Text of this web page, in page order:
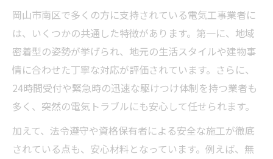
岡山市南区で多くの方に支持されている電気工事業者に
は、いくつかの共通した特徴があります。第一に、地域
密着型の姿勢が挙げられ、地元の生活スタイルや建物事
情に合わせた丁寧な対応が評価されています。さらに、
24時間受付や緊急時の迅速な駆けつけ体制を持つ業者も
多く、突然の電気トラブルにも安心して任せられます。
加えて、法令遵守や資格保有者による安全な施工が徹底
されている点も、安心材料となっています。例えば、無